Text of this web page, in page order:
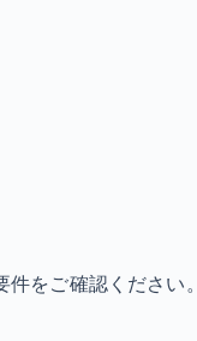
をご確認ください。